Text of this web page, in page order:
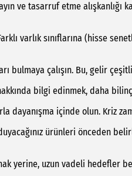
ve tasarruf etme alışkanlığı
varlık sınıflarına (hisse
bulmaya çalışın. Bu, gelir
bilgi edinmek, daha
dayanışma içinde olun. Kriz
ürünleri önceden
yerine, uzun vadeli hedefler